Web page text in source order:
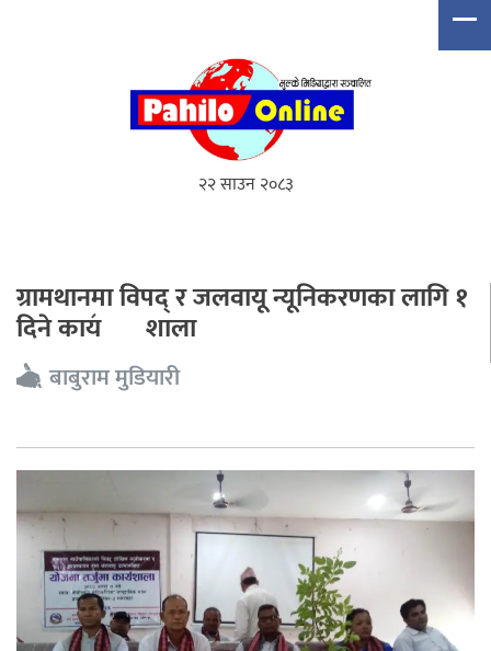
२२ साउन २०८३
ग्रामथानमा विपद् र जलवायू न्यूनिकरणका लागि १
दिने काय॔शाला
बाबुराम मुडियारी